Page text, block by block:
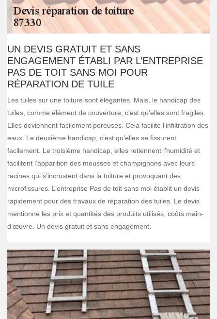
UN DEVIS GRATUIT ET SANS
ENGAGEMENT ÉTABLI PAR L’ENTREPRISE
PAS DE TOIT SANS MOI POUR
RÉPARATION DE TUILE
Les tuiles sur une toiture sont élégantes. Mais, le handicap des
tuiles, comme élément de couverture, c’est qu’elles sont fragiles.
Elles deviennent facilement poreuses. Cela facilite l’infiltration des
eaux. Le deuxième handicap, c’est qu’elles se fissurent
facilement. Le troisième handicap, elles retiennent l’humidité et
facilitent l’apparition des mousses et champignons avec leurs
racines qui s’incrustent dans la toiture et provoquant des
microfissures. L’entreprise Pas de toit sans moi établit un devis
rapidement pour des travaux de réparation des tuiles. Le devis
mentionne les prix et quantités des produits utilisés, coûts main-
d’œuvre. Un devis gratuit et sans engagement.